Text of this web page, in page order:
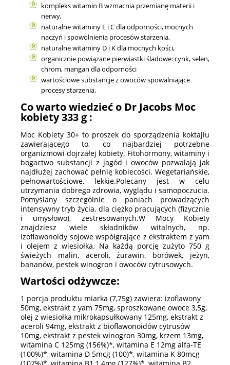
kompleks witamin B wzmacnia przemianę materii i
nerwy,
naturalne witaminy E i C dla odporności, mocnych
naczyń i spowolnienia procesów starzenia,
naturalne witaminy D i K dla mocnych kości,
organicznie powiązane pierwiastki śladowe: cynk, selen,
chrom, mangan dla odporności
wartościowe substancje z owoców spowalniające
procesy starzenia.
Co warto wiedzieć o Dr Jacobs Moc
kobiety 333 g :
Moc Kobiety 30+ to proszek do sporządzenia koktajlu
zawierającego to, co najbardziej potrzebne
organizmowi dojrzałej kobiety. Fitohormony, witaminy i
bogactwo substancji z jagód i owoców pozwalają jak
najdłużej zachować pełnię kobiecości. Wegetariańskie,
pełnowartościowe, lekkie.Polecany jest w celu
utrzymania dobrego zdrowia, wyglądu i samopoczucia.
Pomyślany szczególnie o paniach prowadzących
intensywny tryb życia, dla ciężko pracujących (fizycznie
i umysłowo), zestresowanych.W Mocy Kobiety
znajdziesz wiele składników witalnych, np.
izoflawonoidy sojowe współgrające z ekstraktem z yam
i olejem z wiesiołka. Na każdą porcję zużyto 750 g
świeżych malin, aceroli, żurawin, borówek, jeżyn,
bananów, pestek winogron i owoców cytrusowych.
Wartości odżywcze:
1 porcja produktu miarka (7,75g) zawiera: izoflawony
50mg, ekstrakt z yam 75mg, sproszkowane owoce 3,5g,
olej z wiesiołka mikrokapsułkowany 125mg, ekstrakt z
aceroli 94mg, ekstrakt z bioflawonoidów cytrusów
10mg, ekstrakt z pestek winogron 30mg, krzem 13mg,
witamina C 125mg (156%)*, witamina E 12mg alfa-TE
(100%)*, witamina D 5mcg (100)*, witamina K 80mcg